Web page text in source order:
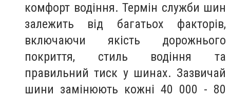
комфорт водіння. Термін служби шин
залежить від багатьох факторів,
включаючи якість дорожнього
покриття, стиль водіння та
правильний тиск у шинах. Зазвичай
шини замінюють кожні 40 000 - 80